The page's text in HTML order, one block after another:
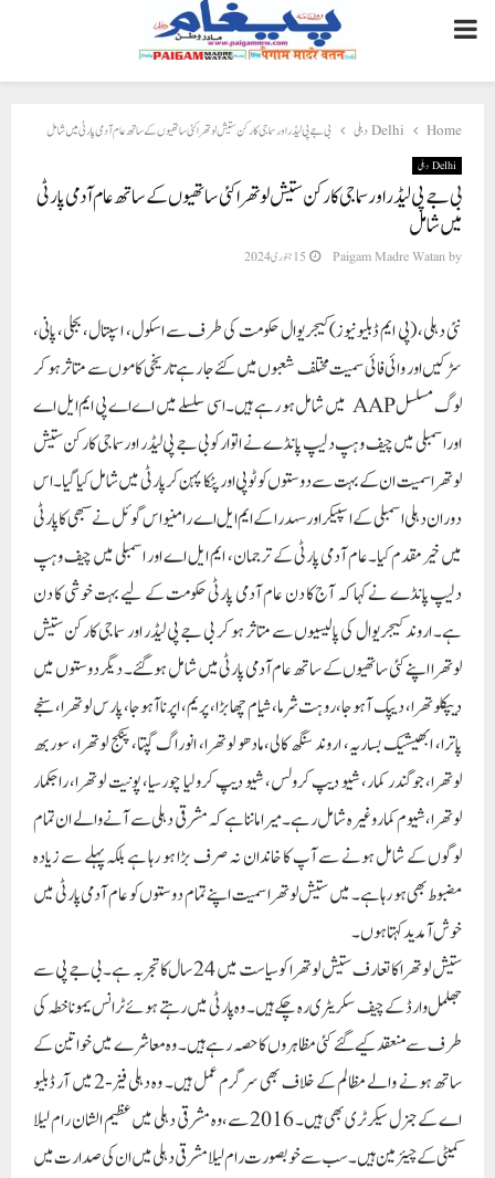
PRIMARY
MENU
Home Delhi دہلی بی جے پی لیڈر اور سماجی کارکن ستیش لوتھرا کئی ساتھیوں کے ساتھ عام آدمی پارٹی میں شامل
Delhi دہلی
بی جے پی لیڈر اور سماجی کارکن ستیش لوتھرا کئی ساتھیوں کے ساتھ عام آدمی پارٹی
میں شامل
by
Paigam Madre Watan 15 جنوری 2024
نئی دہلی، (پی ایم ڈبلیو نیوز)کیجریوال حکومت کی طرف سے اسکول، اسپتال، بجلی، پانی،
سڑکیں اور وائی فائی سمیت مختلف شعبوں میں کئے جا رہے تاریخی کاموں سے متاثر ہو کر
لوگ مسلسل AAP میں شامل ہو رہے ہیں۔ اسی سلسلے میں اے اے پی ایم ایل اے
اور اسمبلی میں چیف وہپ دلیپ پانڈے نے اتوار کو بی جے پی لیڈر اور سماجی کارکن ستیش
لوتھرا سمیت ان کے بہت سے دوستوں کو ٹوپی اور پٹکا پہن کر پارٹی میں شامل کیا گیا۔ اس
دوران دہلی اسمبلی کے اسپیکر اور سہدرا کے ایم ایل اے رامنیواس گوئل نے سبھی کا پارٹی
میں خیرمقدم کیا۔عام آدمی پارٹی کے ترجمان، ایم ایل اے اور اسمبلی میں چیف وہپ
دلیپ پانڈے نے کہا کہ آج کا دن عام آدمی پارٹی حکومت کے لیے بہت خوشی کا دن
ہے۔ اروند کیجریوال کی پالیسیوں سے متاثر ہو کر بی جے پی لیڈر اور سماجی کارکن ستیش
لوتھرا اپنے کئی ساتھیوں کے ساتھ عام آدمی پارٹی میں شامل ہو گئے۔ دیگر دوستوں میں
دیپکلوتھرا، دیپک آہوجا، روہت شرما، شیام چھابڑا، پریم، اپرنا آہوجا، پارس لوتھرا، سنجے
پاترا، ابھیشیک بساریہ، اروند سنگھ کالی، مادھو لوتھرا، انوراگ گپتا، پنکج لوتھرا، سوربھ
لوتھرا، جوگندر کمار، شیو دیپ کرولس، شیو دیپ کرولیا چورسیا، پونیت لوتھرا، راجکمار
لوتھرا، شیوم کمار وغیرہ شامل رہے۔میرا ماننا ہے کہ مشرقی دہلی سے آنے والے ان تمام
لوگوں کے شامل ہونے سے آپ کا خاندان نہ صرف بڑا ہو رہا ہے بلکہ پہلے سے زیادہ
مضبوط بھی ہو رہا ہے۔ میں ستیش لوتھرا سمیت اپنے تمام دوستوں کو عام آدمی پارٹی میں
خوش آمدید کہتا ہوں۔
ستیش لوتھرا کا تعارف ستیش لوتھرا کو سیاست میں 24 سال کا تجربہ ہے۔ بی جے پی سے
جھلمل وارڈ کے چیف سکریٹری رہ چکے ہیں۔ وہ پارٹی میں رہتے ہوئے ٹرانس یمونا خطہ کی
طرف سے منعقد کیے گئے کئی مظاہروں کا حصہ رہے ہیں۔ وہ معاشرے میں خواتین کے
ساتھ ہونے والے مظالم کے خلاف بھی سرگرم عمل ہیں۔ وہ دہلی فیز-2 میں آر ڈبلیو
اے کے جنرل سیکرٹری بھی ہیں۔ 2016 سے، وہ مشرقی دہلی میں عظیم الشان رام لیلا
کمیٹی کے چیئرمین ہیں۔ سب سے خوبصورت رام لیلا مشرقی دہلی میں ان کی صدارت میں